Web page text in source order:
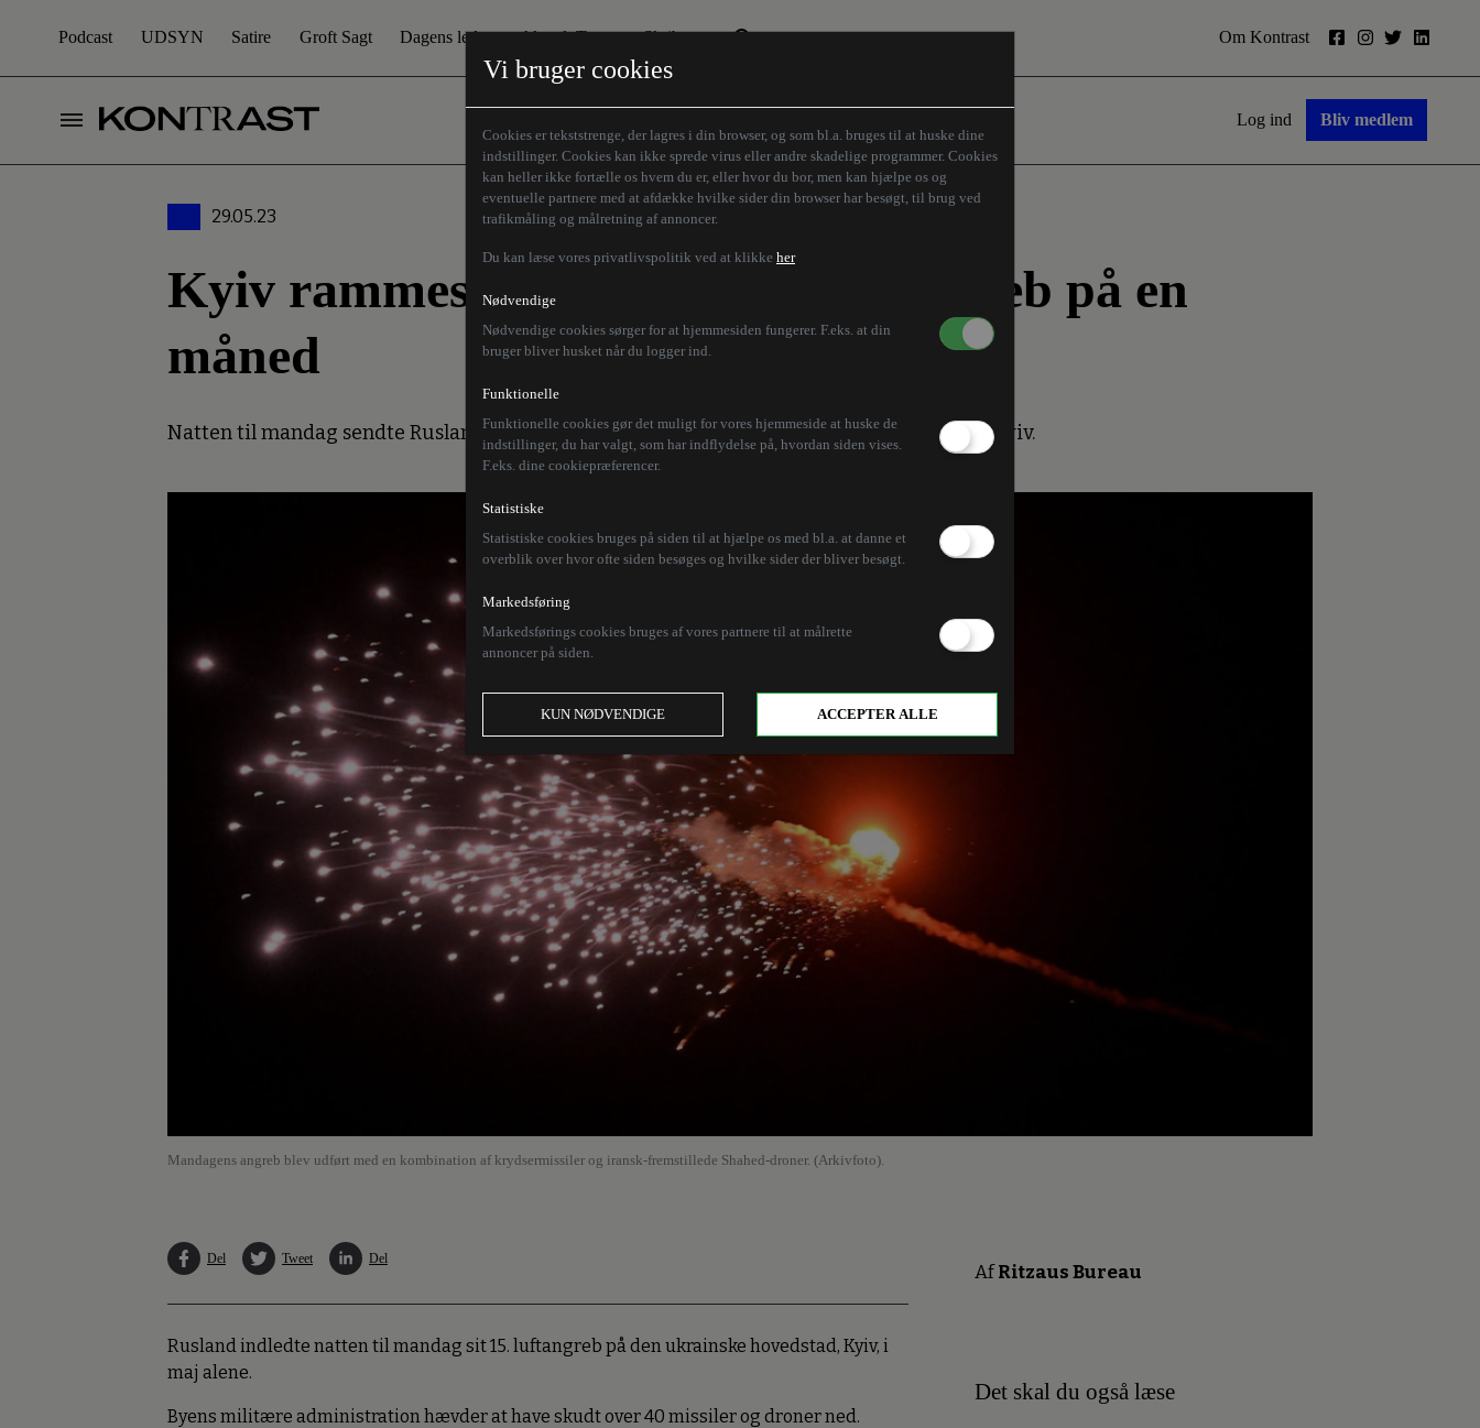
Vi bruger cookies
Cookies er tekststrenge, der lagres i din browser, og som bl.a. bruges til at huske dine
indstillinger. Cookies kan ikke sprede virus eller andre skadelige programmer. Cookies
kan heller ikke fortælle os hvem du er, eller hvor du bor, men kan hjælpe os og
eventuelle partnere med at afdække hvilke sider din browser har besøgt, til brug ved
trafikmåling og målretning af annoncer.
Du kan læse vores privatlivspolitik ved at klikke her
Nødvendige
Nødvendige cookies sørger for at hjemmesiden fungerer. F.eks. at din
bruger bliver husket når du logger ind.
Funktionelle
Funktionelle cookies gør det muligt for vores hjemmeside at huske de
indstillinger, du har valgt, som har indflydelse på, hvordan siden vises.
F.eks. dine cookiepræferencer.
Statistiske
Statistiske cookies bruges på siden til at hjælpe os med bl.a. at danne et
overblik over hvor ofte siden besøges og hvilke sider der bliver besøgt.
Markedsføring
Markedsførings cookies bruges af vores partnere til at målrette
annoncer på siden.
KUN NØDVENDIGE ACCEPTER ALLE
Podcast UDSYN Satire Groft Sagt Dagens leder Aktuelt Tema
Den borgelige brille
Humaniora forfra
Store Danskere
Skribenter
Z-aksen
Om Kontrast
Log ind Bliv medlem
29.05.23
Kyiv rammes af 15. russiske luftangreb på en
måned
Natten til mandag sendte Rusland forgæves droner og missiler mod Ukraines hovedstad, Kyiv.
Mandagens angreb blev udført med en kombination af krydsermissiler og iransk-fremstillede Shahed-droner. (Arkivfoto).
Del Tweet Del
Rusland indledte natten til mandag sit 15. luftangreb på den ukrainske hovedstad, Kyiv, i
maj alene.
Byens militære administration hævder at have skudt over 40 missiler og droner ned.
AfRitzaus Bureau
Det skal du også læse